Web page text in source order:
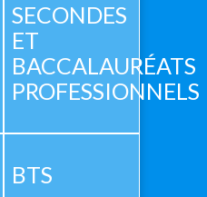
SECONDES
ET
BACCALAURÉATS
PROFESSIONNELS
BTS